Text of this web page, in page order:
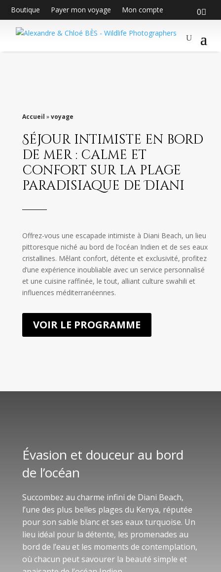
Boutique Payer mon voyage Mon compte 0
Accueil »voyage
Séjour intimiste en bord
de mer : calme et
confort sur la plage
paradisiaque de Diani
Offrez-vous une escapade intimiste à Diani Beach, un lieu
pittoresque niché au bord de l’océan Indien et de ses eaux
cristallines. Mêlant confort, détente et exclusivité, profitez
d’une expérience inoubliable avec un service personnalisé
et une cuisine raffinée, le tout, alliant culture swahili et
influences méditerranéennes.
VOIR LE PROGRAMME
Évasion et douceur au bord
de l’océan
Succombez au charme infini de Diani Beach,
l’une des plus belles plages du Kenya, réputée
pour son sable blanc et ses eaux turquoise. Un
lieu idéal pour la détente, les promenades au
bord de l’eau et les moments de contemplation,
où chacun peut savourer la beauté simple et